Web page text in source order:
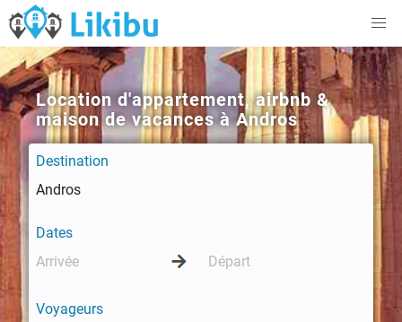
Location d'appartement, airbnb &
maison de vacances à Andros
Destination
Dates
Voyageurs